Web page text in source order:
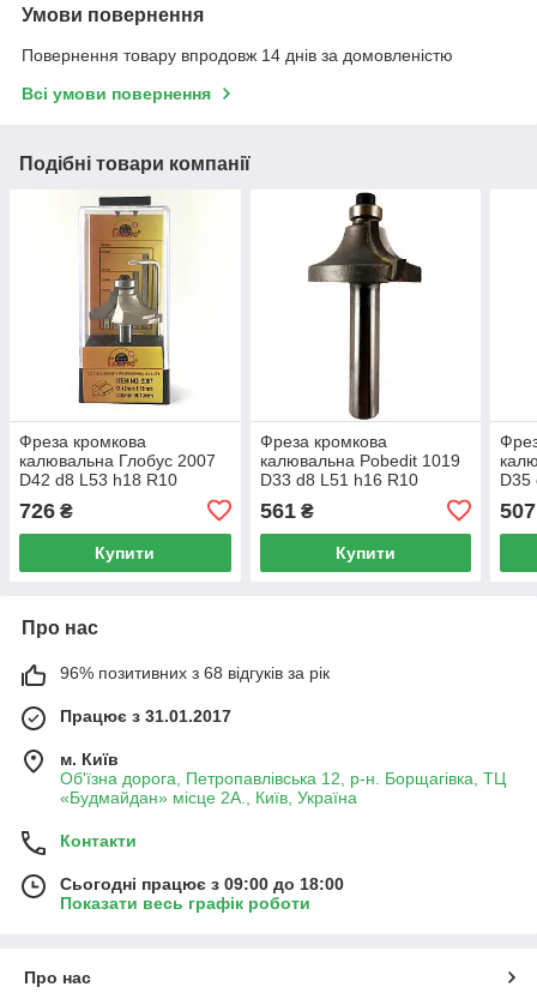
Умови повернення
Повернення товару впродовж 14 днів за домовленістю
Всі умови повернення
Подібні товари компанії
Фреза кромкова
калювальна Глобус 2007
D42 d8 L53 h18 R10
726 ₴
Купити
Фреза кромкова
калювальна Pobedit 1019
D33 d8 L51 h16 R10
561₴
Купити
D35
507
Про нас
96% позитивних з 68 відгуків за рік
Працює з 31.01.2017
м. Київ
Об'їзна дорога, Петропавлівська 12, р-н. Борщагівка, ТЦ
«Будмайдан» місце 2А., Київ, Україна
Контакти
Сьогодні працює з 09:00 до 18:00
Показати весь графік роботи
Про нас